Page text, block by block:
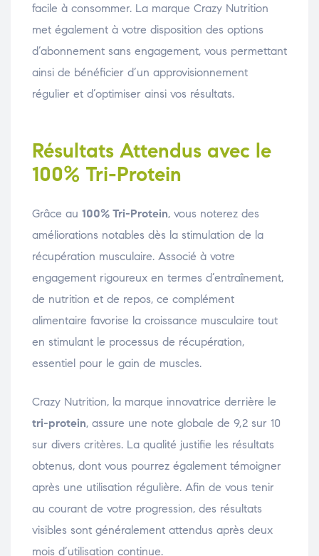
facile à consommer. La marque Crazy Nutrition
met également à votre disposition des options
d’abonnement sans engagement, vous permettant
ainsi de bénéficier d’un approvisionnement
régulier et d’optimiser ainsi vos résultats.
Résultats Attendus avec le
100% Tri-Protein
Grâce au 100% Tri-Protein, vous noterez des
améliorations notables dès la stimulation de la
récupération musculaire. Associé à votre
engagement rigoureux en termes d’entraînement,
de nutrition et de repos, ce complément
alimentaire favorise la croissance musculaire tout
en stimulant le processus de récupération,
essentiel pour le gain de muscles.
Crazy Nutrition, la marque innovatrice derrière le
tri-protein, assure une note globale de 9,2 sur 10
sur divers critères. La qualité justifie les résultats
obtenus, dont vous pourrez également témoigner
après une utilisation régulière. Afin de vous tenir
au courant de votre progression, des résultats
visibles sont généralement attendus après deux
mois d’utilisation continue.